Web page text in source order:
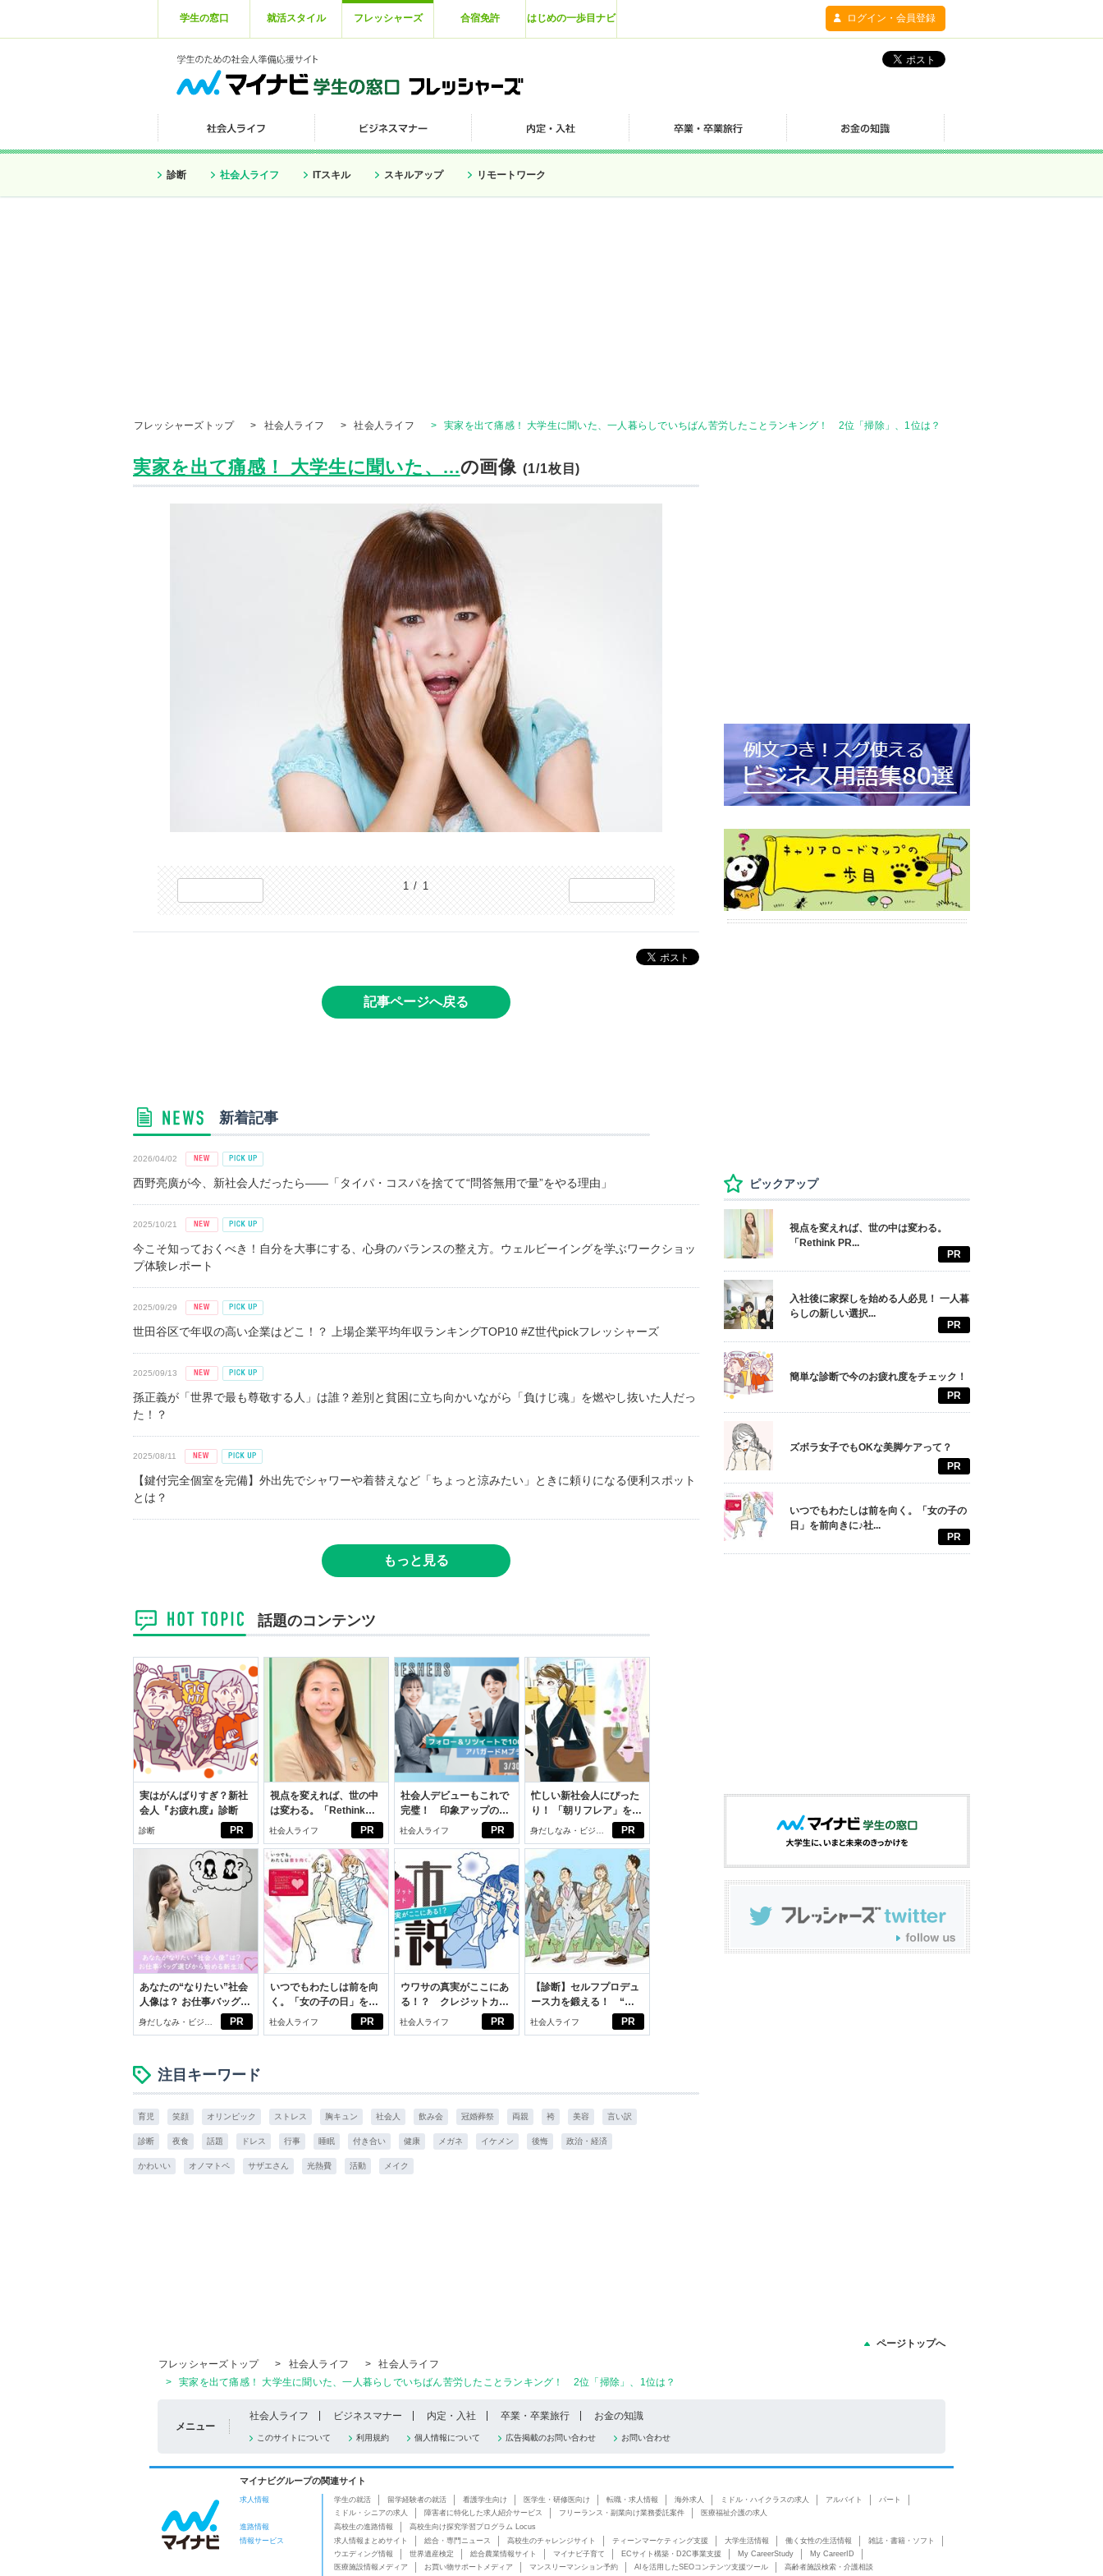
学生の窓口 就活スタイル フレッシャーズ 合宿免許 はじめの一歩目ナビ ログイン・会員登録
診断 社会人ライフ ITスキル スキルアップ リモートワーク
フレッシャーズトップ > 社会人ライフ > 社会人ライフ > 実家を出て痛感！ 大学生に聞いた、一人暮らしでいちばん苦労したことランキング！ 2位「掃除」、1位は？
実家を出て痛感！ 大学生に聞いた、...の画像(1/1枚目)
1 / 1
記事ページへ戻る
新着記事
2026/04/02
西野亮廣が今、新社会人だったら――「タイパ・コスパを捨てて“問答無用で量”をやる理由」
2025/10/21
今こそ知っておくべき！自分を大事にする、心身のバランスの整え方。ウェルビーイングを学ぶワークショッ
プ体験レポート
2025/09/29
世田谷区で年収の高い企業はどこ！？ 上場企業平均年収ランキングTOP10 #Z世代pickフレッシャーズ
2025/09/13
孫正義が「世界で最も尊敬する人」は誰？差別と貧困に立ち向かいながら「負けじ魂」を燃やし抜いた人だっ
た！？
2025/08/11
【鍵付完全個室を完備】外出先でシャワーや着替えなど「ちょっと涼みたい」ときに頼りになる便利スポット
とは？
もっと見る
話題のコンテンツ
PR
実はがんばりすぎ？新社
会人『お疲れ度』診断
診断 PR
視点を変えれば、世の中
は変わる。「Rethink
PROJECT」がつたえた
社会人ライフ PR
社会人デビューもこれで
完璧！ 印象アップのセ
ルフプロデュース術
社会人ライフ PR
忙しい新社会人にぴった
り！ 「朝リフレア」をは
じめよう。しっかりニオ
イケアして24時間快適。
身だしなみ・ビジネ
スアイテム
PR
あなたの“なりたい”社会
人像は？ お仕事バッグ選
びから始める新生活
身だしなみ・ビジネ
スアイテム
PR
いつでもわたしは前を向
く。「女の子の日」を前
向きに♪社会人エリ・大
社会人ライフ PR
ウワサの真実がここにあ
る！？ クレジットカー
ドの都市伝説
社会人ライフ PR
【診断】セルフプロデュ
ース力を鍛える！ “ジ
ブン観”診断
社会人ライフ
注目キーワード
育児 笑顔 オリンピック ストレス 胸キュン 社会人 飲み会 冠婚葬祭 両親 袴 美容 言い訳
診断 夜食 話題 ドレス 行事 睡眠 付き合い 健康 メガネ イケメン 後悔 政治・経済
かわいい オノマトペ サザエさん 光熱費 活動 メイク
ピックアップ
視点を変えれば、世の中は変わる。
「Rethink PR...
PR
入社後に家探しを始める人必見！ 一人暮
らしの新しい選択...
PR
簡単な診断で今のお疲れ度をチェック！
PR
ズボラ女子でもOKな美脚ケアって？
PR
いつでもわたしは前を向く。「女の子の
日」を前向きに♪社...
PR
ページトップへ
フレッシャーズトップ
> 社会人ライフ >
社会人ライフ
>
実家を出て痛感！ 大学生に聞いた、一人暮らしでいちばん苦労したことランキング！ 2位「掃除」、1位は？
メニュー
社会人ライフ ビジネスマナー 内定・入社 卒業・卒業旅行 お金の知識
このサイトについて 利用規約 個人情報について 広告掲載のお問い合わせ お問い合わせ
マイナビグループの関連サイト
求人情報 学生の就活 留学経験者の就活 看護学生向け 医学生・研修医向け 転職・求人情報 海外求人 ミドル・ハイクラスの求人 アルバイト
パート
ミドル・シニアの求人
障害者に特化した求人紹介サービス フリーランス・副業向け業務委託案件
医療福祉介護の求人
進路情報
高校生の進路情報
高校生向け探究学習プログラム Locus
情報サービス
求人情報まとめサイト 総合・専門ニュース 高校生のチャレンジサイト ティーンマーケティング支援 大学生活情報 働く女性の生活情報
雑誌・書籍・ソフト
ウエディング情報
世界遺産検定 総合農業情報サイト マイナビ子育て ECサイト構築・D2C事業支援 My CareerStudy
My CareerID
医療施設情報メディア
お買い物サポートメディア マンスリーマンション予約 AIを活用したSEOコンテンツ支援ツール 高齢者施設検索・介護相談